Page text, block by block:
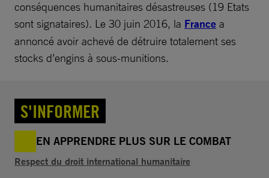
conséquences humanitaires désastreuses (19 Etats
sont signataires). Le 30 juin 2016, la France a
annoncé avoir achevé de détruire totalement ses
stocks d’engins à sous-munitions.
S'INFORMER
EN APPRENDRE PLUS SUR LE COMBAT
Respect du droit international humanitaire